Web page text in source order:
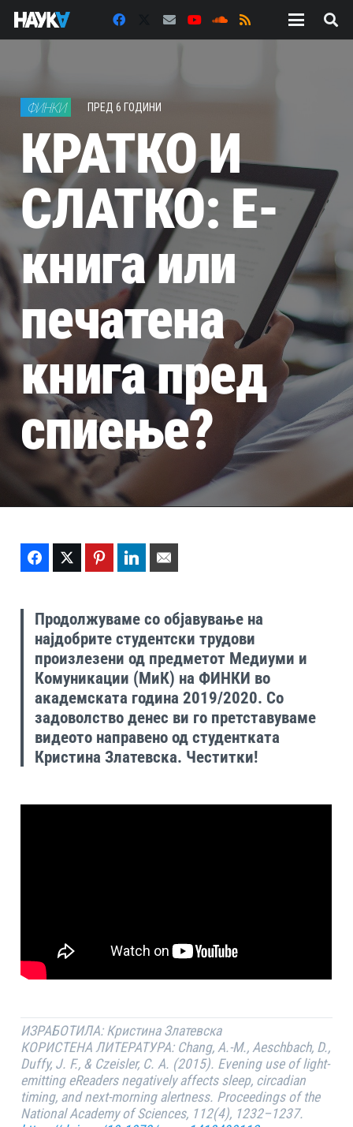
ФИНКИ ПРЕД 6 ГОДИНИ
КРАТКО И
СЛАТКО: Е-
книга или
печатена
книга пред
спиење?
FacebookTwitter PinterestLinkedIn
Продолжуваме со објавување на
најдобрите студентски трудови
произлезени од предметот Медиуми и
Комуникации (МиК) на ФИНКИ во
академската година 2019/2020. Со
задоволство денес ви го претставуваме
видеото направенo од студентката
Кристина Златевска. Честитки!
ИЗРАБОТИЛА: Кристина Златевска
КОРИСТЕНА ЛИТЕРАТУРА: Chang, A.-M., Aeschbach, D.,
Duffy, J. F., & Czeisler, C. A. (2015). Evening use of light-
emitting eReaders negatively affects sleep, circadian
timing, and next-morning alertness. Proceedings of the
National Academy of Sciences, 112(4), 1232–1237.